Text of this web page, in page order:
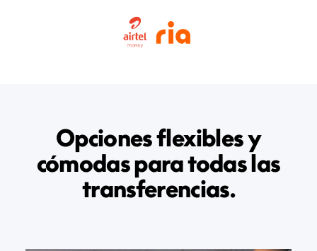
Opciones flexibles y
cómodas para todas las
transferencias.